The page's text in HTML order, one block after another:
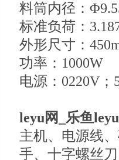
料筒内径：
标准负荷：
外形尺寸：
功率：1000W
电源：0220V；
leyu网_乐鱼
主机、电源线
手、十字螺丝刀